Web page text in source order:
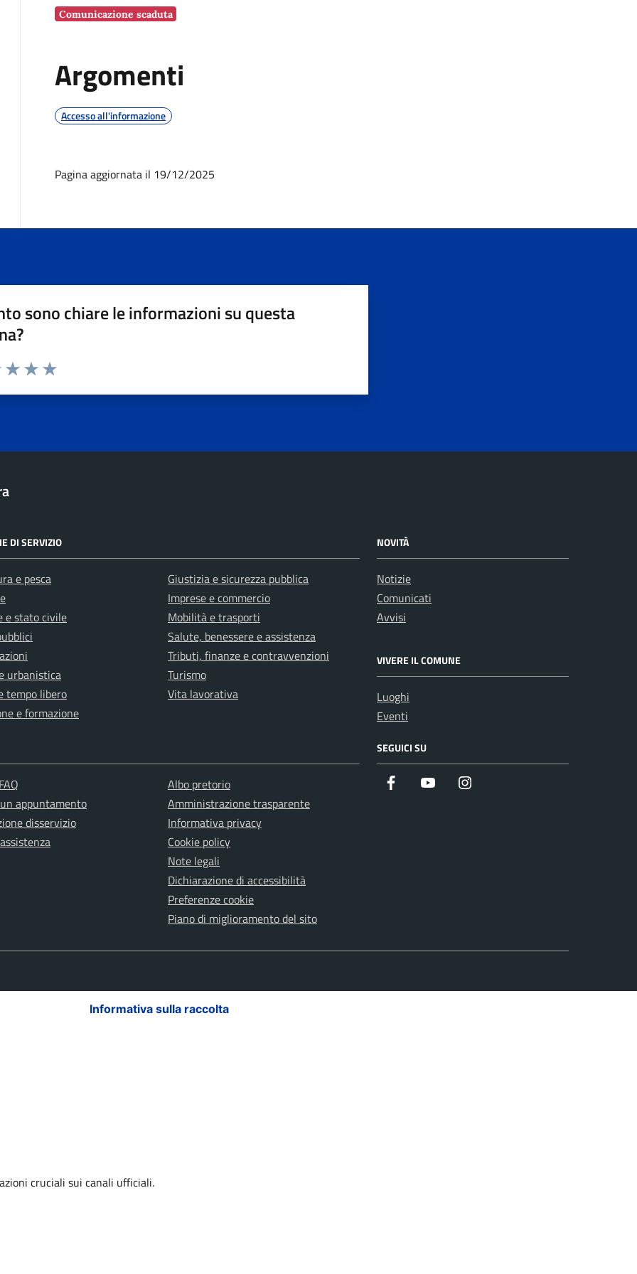
Comunicazione scaduta
Argomenti
Accesso all'informazione
Pagina aggiornata il 19/12/2025
sono chiare le informazioni su questa
DI SERVIZIO
e pesca
e stato civile
urbanistica
tempo libero
e formazione
Giustizia e sicurezza pubblica
Imprese e commercio
Mobilità e trasporti
Salute, benessere e assistenza
Tributi, finanze e contravvenzioni
Turismo
Vita lavorativa
NOVITÀ
Notizie
Comunicati
Avvisi
VIVERE IL COMUNE
Luoghi
Eventi
appuntamento
disservizio
Albo pretorio
Amministrazione trasparente
Informativa privacy
Cookie policy
Note legali
Dichiarazione di accessibilità
Preferenze cookie
Piano di miglioramento del sito
SEGUICI SU
Facebook Youtube
Informativa sulla raccolta